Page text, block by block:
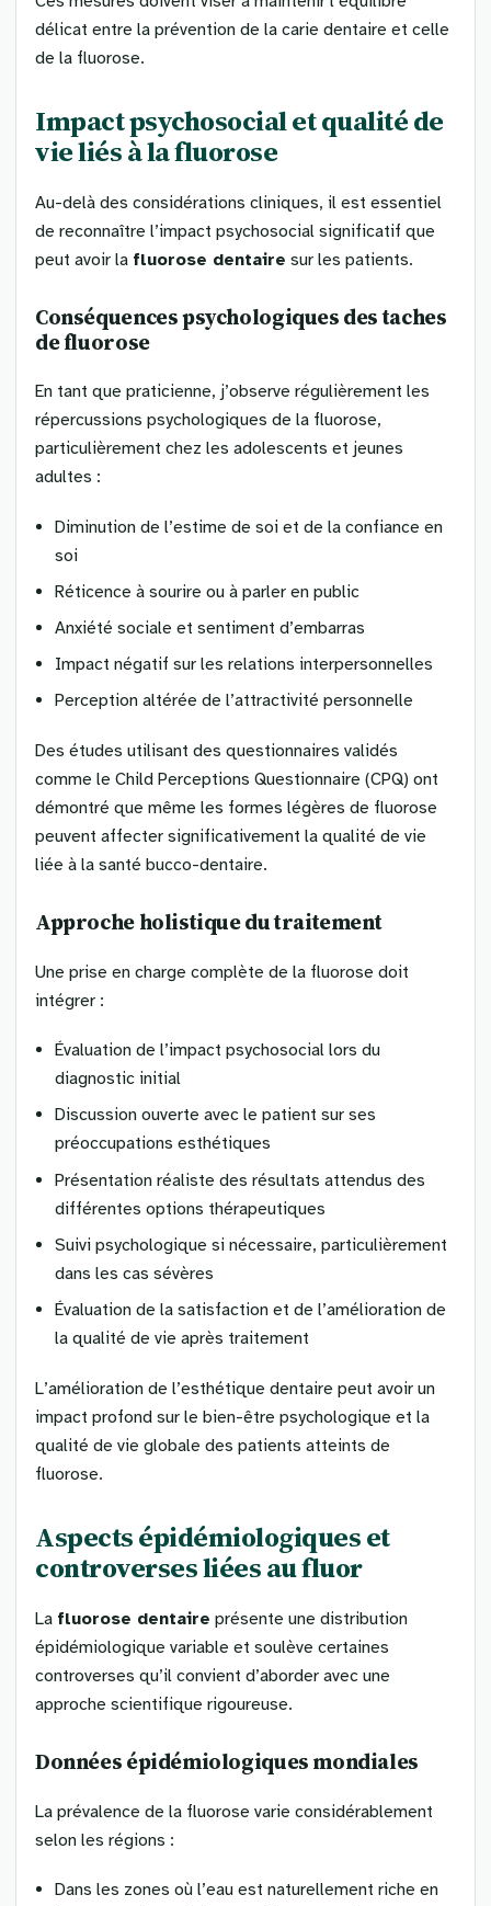
délicat entre la prévention de la carie dentaire et celle
de la fluorose.
Impact psychosocial et qualité de
vie liés à la fluorose
Au-delà des considérations cliniques, il est essentiel
de reconnaître l’impact psychosocial significatif que
peut avoir la fluorose dentaire sur les patients.
Conséquences psychologiques des taches
de fluorose
En tant que praticienne, j’observe régulièrement les
répercussions psychologiques de la fluorose,
particulièrement chez les adolescents et jeunes
adultes :
Diminution de l’estime de soi et de la confiance en
soi
Réticence à sourire ou à parler en public
Anxiété sociale et sentiment d’embarras
Impact négatif sur les relations interpersonnelles
Perception altérée de l’attractivité personnelle
Des études utilisant des questionnaires validés
comme le Child Perceptions Questionnaire (CPQ) ont
démontré que même les formes légères de fluorose
peuvent affecter significativement la qualité de vie
liée à la santé bucco-dentaire.
Approche holistique du traitement
Une prise en charge complète de la fluorose doit
intégrer :
Évaluation de l’impact psychosocial lors du
diagnostic initial
Discussion ouverte avec le patient sur ses
préoccupations esthétiques
Présentation réaliste des résultats attendus des
différentes options thérapeutiques
Suivi psychologique si nécessaire, particulièrement
dans les cas sévères
Évaluation de la satisfaction et de l’amélioration de
la qualité de vie après traitement
L’amélioration de l’esthétique dentaire peut avoir un
impact profond sur le bien-être psychologique et la
qualité de vie globale des patients atteints de
fluorose.
Aspects épidémiologiques et
controverses liées au fluor
La fluorose dentaire présente une distribution
épidémiologique variable et soulève certaines
controverses qu’il convient d’aborder avec une
approche scientifique rigoureuse.
Données épidémiologiques mondiales
La prévalence de la fluorose varie considérablement
selon les régions :
Dans les zones où l’eau est naturellement riche en